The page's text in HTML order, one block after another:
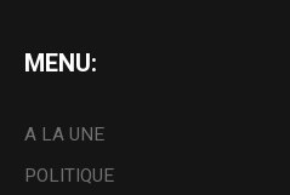
MENU:
A LA UNE
POLITIQUE